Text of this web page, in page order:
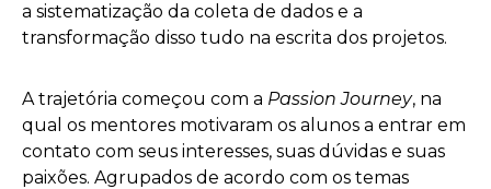
a sistematização da coleta de dados e a
transformação disso tudo na escrita dos projetos.
A trajetória começou com a Passion Journey, na
qual os mentores motivaram os alunos a entrar em
contato com seus interesses, suas dúvidas e suas
paixões. Agrupados de acordo com os temas